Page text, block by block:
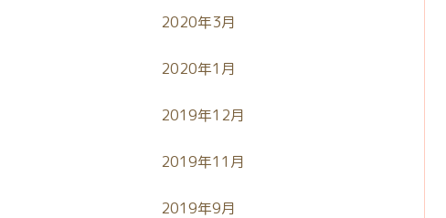
2020年3月
2020年1月
2019年12月
2019年11月
2019年9月